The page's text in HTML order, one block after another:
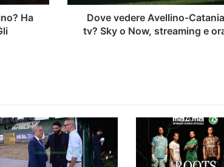
Ha
Now,
streamingDove vedere Avellino-
tv? Sky o Now, streaming e